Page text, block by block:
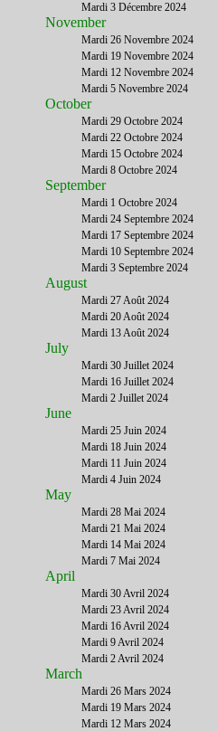
Mardi 3 Décembre 2024
November
Mardi 26 Novembre 2024
Mardi 19 Novembre 2024
Mardi 12 Novembre 2024
Mardi 5 Novembre 2024
October
Mardi 29 Octobre 2024
Mardi 22 Octobre 2024
Mardi 15 Octobre 2024
Mardi 8 Octobre 2024
September
Mardi 1 Octobre 2024
Mardi 24 Septembre 2024
Mardi 17 Septembre 2024
Mardi 10 Septembre 2024
Mardi 3 Septembre 2024
August
Mardi 27 Août 2024
Mardi 20 Août 2024
Mardi 13 Août 2024
July
Mardi 30 Juillet 2024
Mardi 16 Juillet 2024
Mardi 2 Juillet 2024
June
Mardi 25 Juin 2024
Mardi 18 Juin 2024
Mardi 11 Juin 2024
Mardi 4 Juin 2024
May
Mardi 28 Mai 2024
Mardi 21 Mai 2024
Mardi 14 Mai 2024
Mardi 7 Mai 2024
April
Mardi 30 Avril 2024
Mardi 23 Avril 2024
Mardi 16 Avril 2024
Mardi 9 Avril 2024
Mardi 2 Avril 2024
March
Mardi 26 Mars 2024
Mardi 19 Mars 2024
Mardi 12 Mars 2024